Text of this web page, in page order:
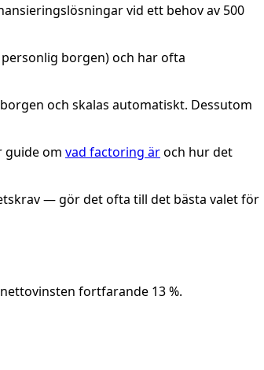
vid ett behov av 500
personlig borgen) och har ofta
och skalas automatiskt. Dessutom
guide om vad factoring äroch hur det
— gör det ofta till det bästa valet för
fortfarande 13 %.